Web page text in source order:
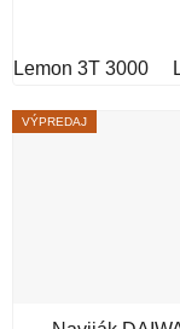
Lemon 3T 3000
VÝPREDAJ